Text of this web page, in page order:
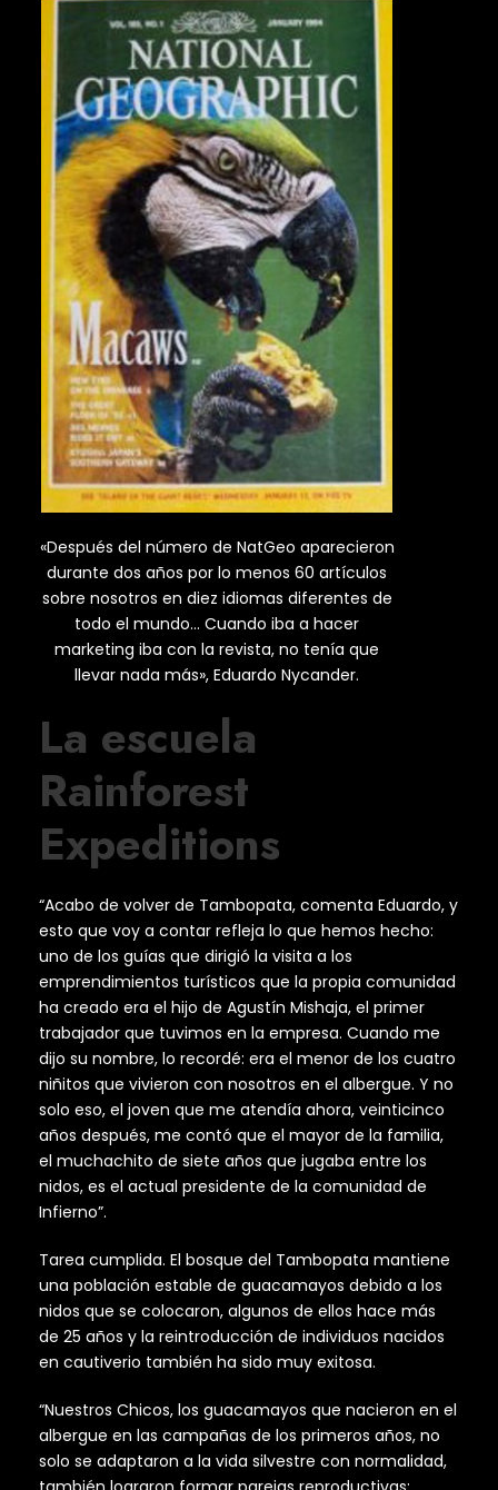
«Después del número de NatGeo aparecieron
durante dos años por lo menos 60 artículos
sobre nosotros en diez idiomas diferentes de
todo el mundo… Cuando iba a hacer
marketing iba con la revista, no tenía que
llevar nada más», Eduardo Nycander.
La escuela
Rainforest
Expeditions
“Acabo de volver de Tambopata, comenta Eduardo, y
esto que voy a contar refleja lo que hemos hecho:
uno de los guías que dirigió la visita a los
emprendimientos turísticos que la propia comunidad
ha creado era el hijo de Agustín Mishaja, el primer
trabajador que tuvimos en la empresa. Cuando me
dijo su nombre, lo recordé: era el menor de los cuatro
niñitos que vivieron con nosotros en el albergue. Y no
solo eso, el joven que me atendía ahora, veinticinco
años después, me contó que el mayor de la familia,
el muchachito de siete años que jugaba entre los
nidos, es el actual presidente de la comunidad de
Infierno”.
Tarea cumplida. El bosque del Tambopata mantiene
una población estable de guacamayos debido a los
nidos que se colocaron, algunos de ellos hace más
de 25 años y la reintroducción de individuos nacidos
en cautiverio también ha sido muy exitosa.
“Nuestros Chicos, los guacamayos que nacieron en el
albergue en las campañas de los primeros años, no
solo se adaptaron a la vida silvestre con normalidad,